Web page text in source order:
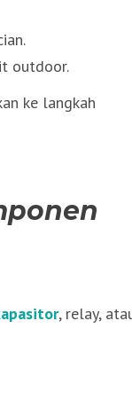
outdoor.
ke langkah
, relay,